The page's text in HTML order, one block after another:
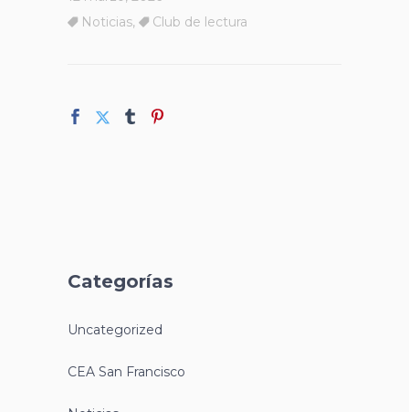
Noticias, Club de lectura
Categorías
Uncategorized
CEA San Francisco